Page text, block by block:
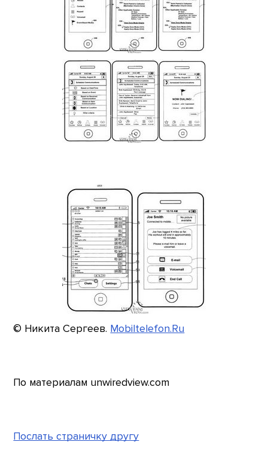
© Никита Сергеев. Mobiltelefon.Ru
По материалам unwiredview.com
Послать страничку другу